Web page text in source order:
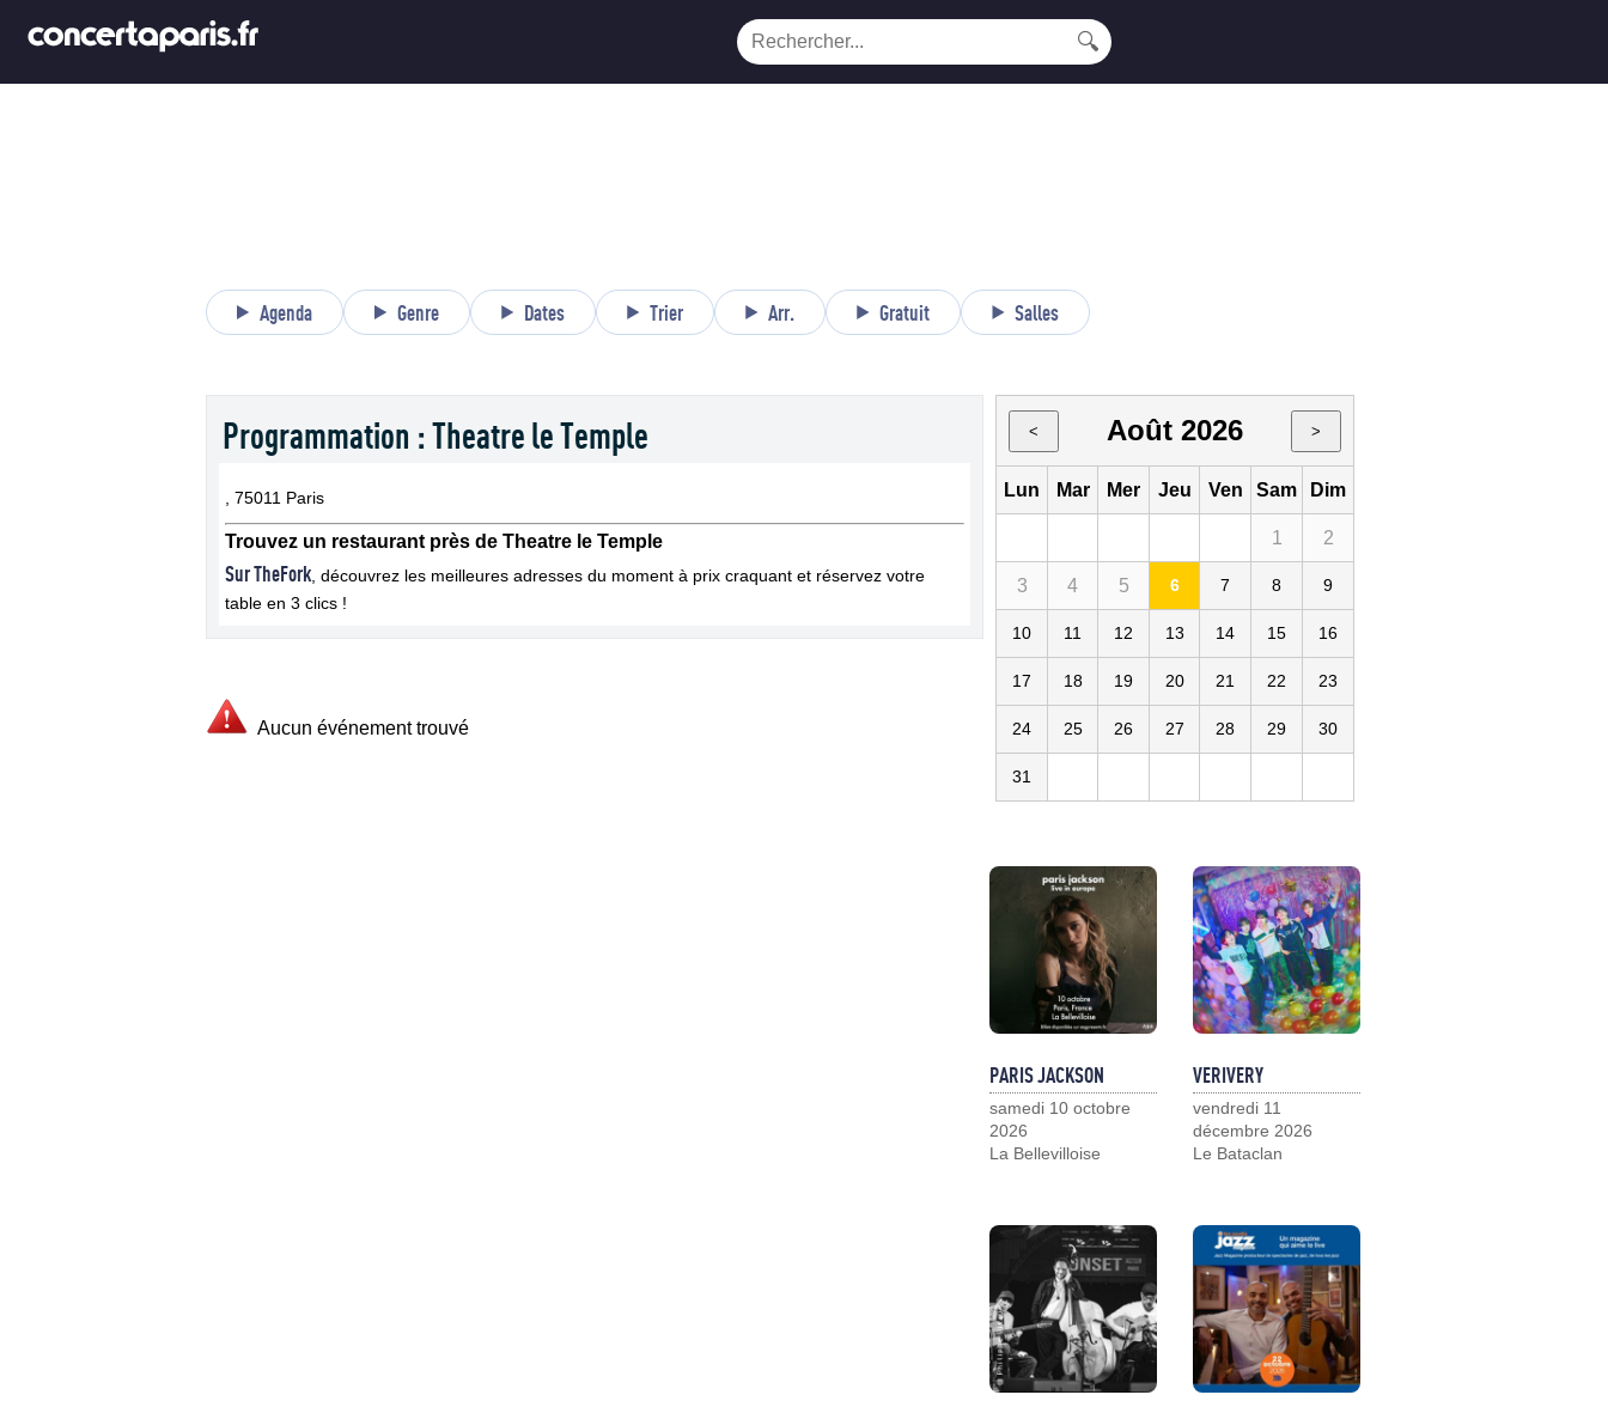
🔍
Agenda Genre Dates Trier Arr. Gratuit Salles
Programmation : Theatre le Temple
, 75011 Paris
Trouvez un restaurant près de Theatre le Temple
Sur TheFork , découvrez les meilleures adresses du moment à prix craquant et réservez votre
table en 3 clics !
Aucun événement trouvé
< Août 2026 >
Lun Mar Mer Jeu Ven Sam Dim
1 2
3 4 5 6 7 8 9
10 11 12 13 14 15 16
17 18 19 20 21 22 23
24 25 26 27 28 29 30
31
PARIS JACKSON
samedi 10 octobre
2026
La Bellevilloise
VERIVERY
vendredi 11
décembre 2026
Le Bataclan